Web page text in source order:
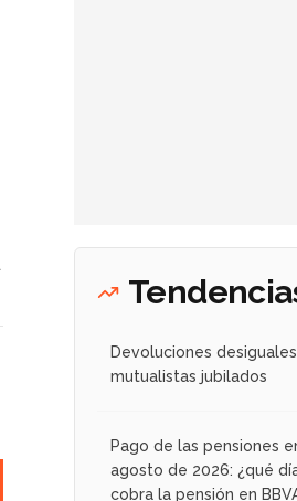
Devoluciones
mutualistas jubilados
Pago de las pensiones
agosto de 2026: ¿qué
cobra la pensión en